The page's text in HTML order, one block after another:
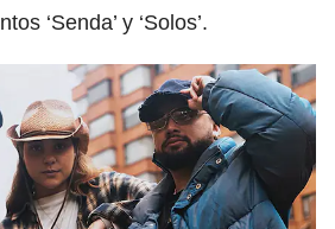
‘Senda’ y ‘Solos’.